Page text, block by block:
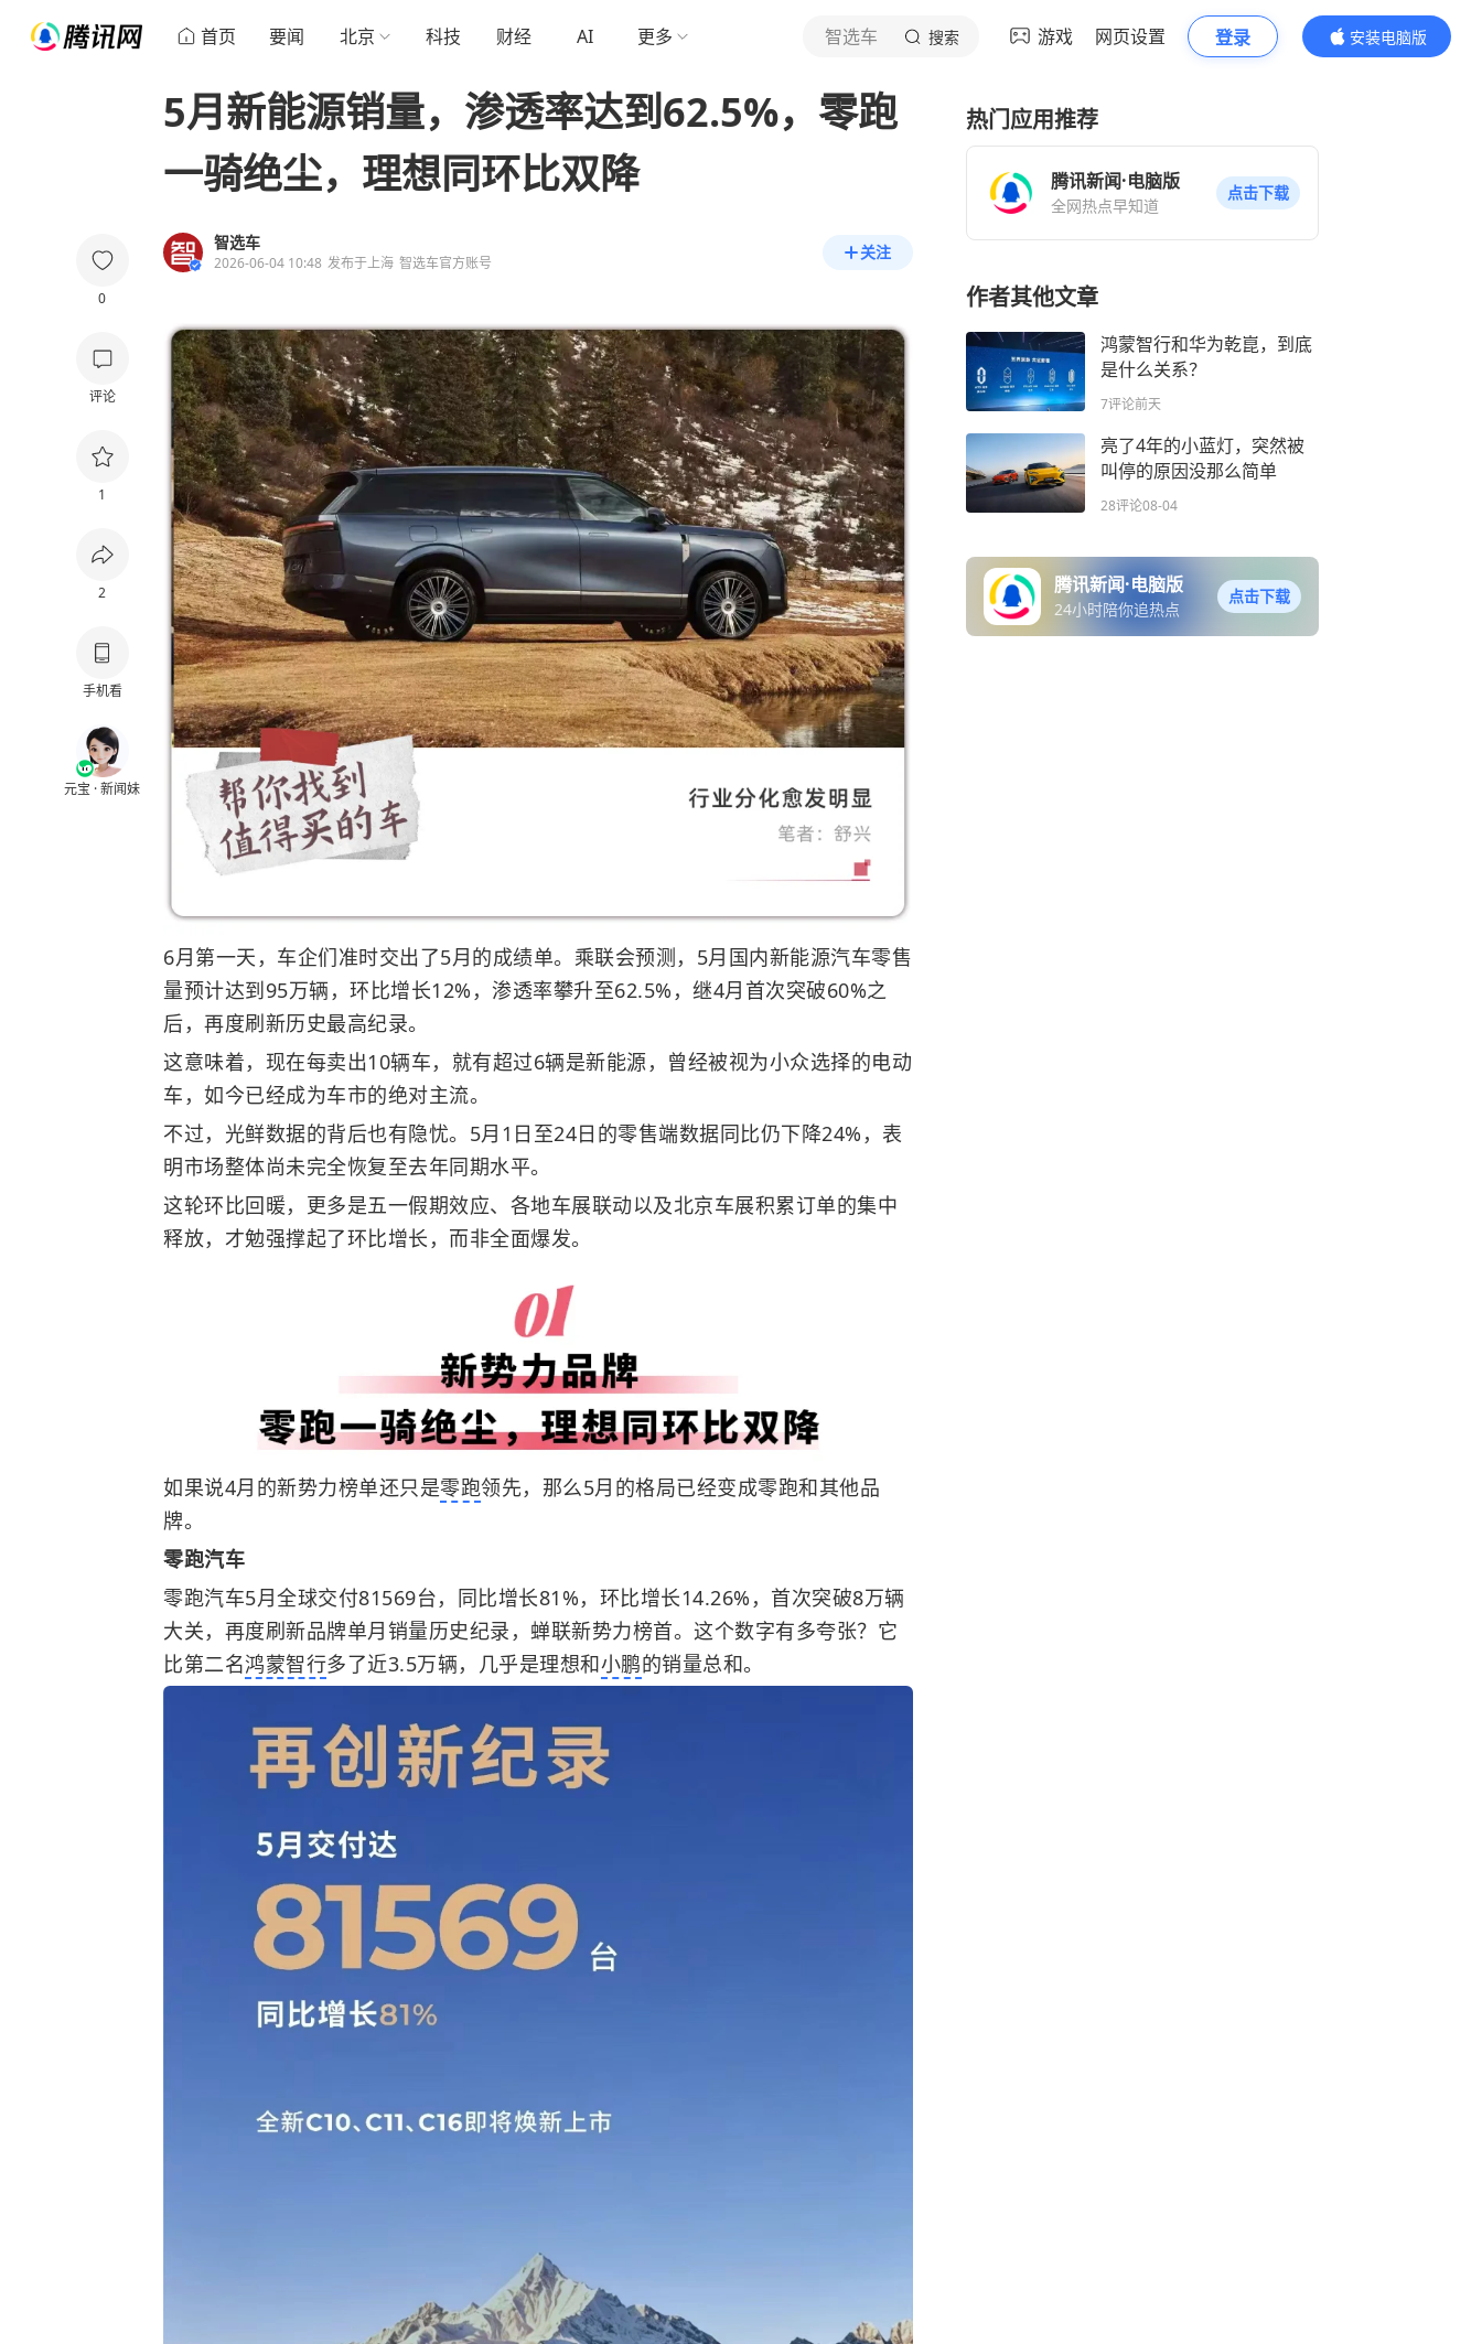
首页 要闻 北京 科技 财经 AI 更多 智选车 搜索 游戏 网页设置 登录
安装电脑版
内容更精彩
0
评论
1
2
手机看
元宝 · 新闻妹
5月新能源销量，渗透率达到62.5%，零跑
一骑绝尘，理想同环比双降
智选车
2026-06-04 10:48 发布于上海 智选车官方账号
关注
6月第一天，车企们准时交出了5月的成绩单。乘联会预测，5月国内新能源汽车零售
量预计达到95万辆，环比增长12%，渗透率攀升至62.5%，继4月首次突破60%之
后，再度刷新历史最高纪录。
这意味着，现在每卖出10辆车，就有超过6辆是新能源，曾经被视为小众选择的电动
车，如今已经成为车市的绝对主流。
不过，光鲜数据的背后也有隐忧。5月1日至24日的零售端数据同比仍下降24%，表
明市场整体尚未完全恢复至去年同期水平。
这轮环比回暖，更多是五一假期效应、各地车展联动以及北京车展积累订单的集中
释放，才勉强撑起了环比增长，而非全面爆发。
如果说4月的新势力榜单还只是零跑领先，那么5月的格局已经变成零跑和其他品
牌。
零跑汽车
零跑汽车5月全球交付81569台，同比增长81%，环比增长14.26%，首次突破8万辆
大关，再度刷新品牌单月销量历史纪录，蝉联新势力榜首。这个数字有多夸张？它
比第二名鸿蒙智行多了近3.5万辆，几乎是理想和小鹏的销量总和。
热门应用推荐
腾讯新闻·电脑版
全网热点早知道
点击下载
作者其他文章
鸿蒙智行和华为乾崑，到底
是什么关系？
7评论前天
亮了4年的小蓝灯，突然被
叫停的原因没那么简单
28评论08-04
腾讯新闻·电脑版
24小时陪你追热点
点击下载